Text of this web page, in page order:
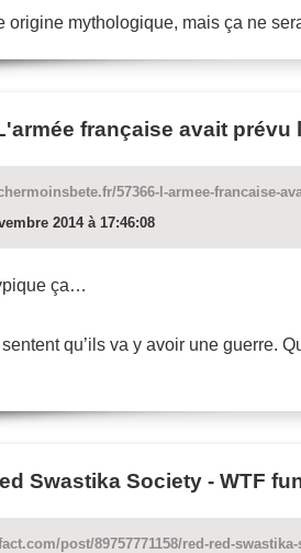
origine mythologique, mais ça ne
française avait prévu
57366-l-armee-francaise-
2014 à 17:46:08
ça…
sentent qu’ils va y avoir une guerre.
Swastika Society - WTF
post/89757771158/red-red-